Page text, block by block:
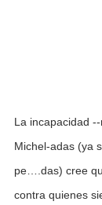
La incapacidad
Michel-adas (ya
pe….das) cree
contra quienes